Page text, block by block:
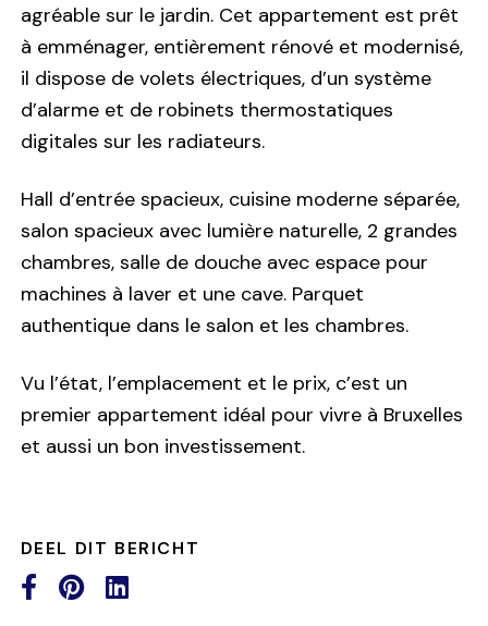
agréable sur le jardin. Cet appartement est prêt
à emménager, entièrement rénové et modernisé,
il dispose de volets électriques, d’un système
d’alarme et de robinets thermostatiques
digitales sur les radiateurs.
Hall d’entrée spacieux, cuisine moderne séparée,
salon spacieux avec lumière naturelle, 2 grandes
chambres, salle de douche avec espace pour
machines à laver et une cave. Parquet
authentique dans le salon et les chambres.
Vu l’état, l’emplacement et le prix, c’est un
premier appartement idéal pour vivre à Bruxelles
et aussi un bon investissement.
DEEL DIT BERICHT